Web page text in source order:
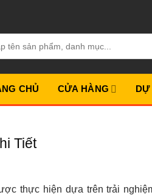
CHỦ CỬA HÀNG
Tiết
thực hiện dựa trên trải